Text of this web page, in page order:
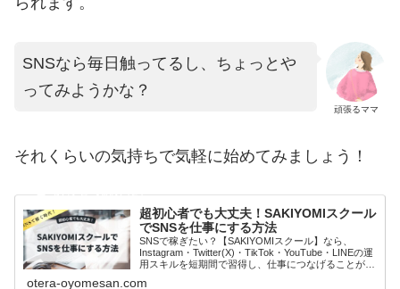
頑張るママ
SNSなら毎日触ってるし、ちょっとや
ってみようかな？
それくらいの気持ちで気軽に始めてみましょう！
超初心者でも大丈夫！SAKIYOMIスクール
でSNSを仕事にする方法
SNSで稼ぎたい？【SAKIYOMIスクール】なら、
Instagram・Twitter(X)・TikTok・YouTube・LINEの運
用スキルを短期間で習得し、仕事につなげることが可
otera-oyomesan.com